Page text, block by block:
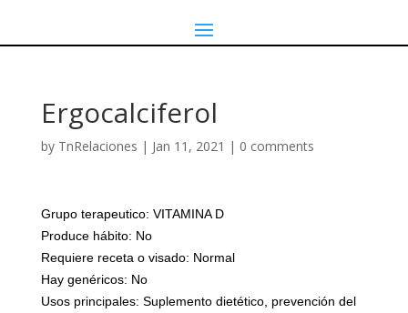
Ergocalciferol
by TnRelaciones | Jan 11, 2021 | 0 comments
Grupo terapeutico: VITAMINA D
Produce hábito: No
Requiere receta o visado: Normal
Hay genéricos: No
Usos principales: Suplemento dietético, prevención del